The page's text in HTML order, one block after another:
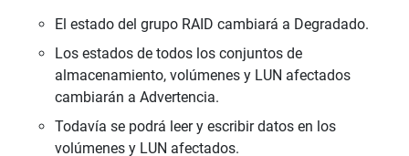
El estado del grupo RAID cambiará a Degradado.
Los estados de todos los conjuntos de
almacenamiento, volúmenes y LUN afectados
cambiarán a Advertencia.
Todavía se podrá leer y escribir datos en los
volúmenes y LUN afectados.